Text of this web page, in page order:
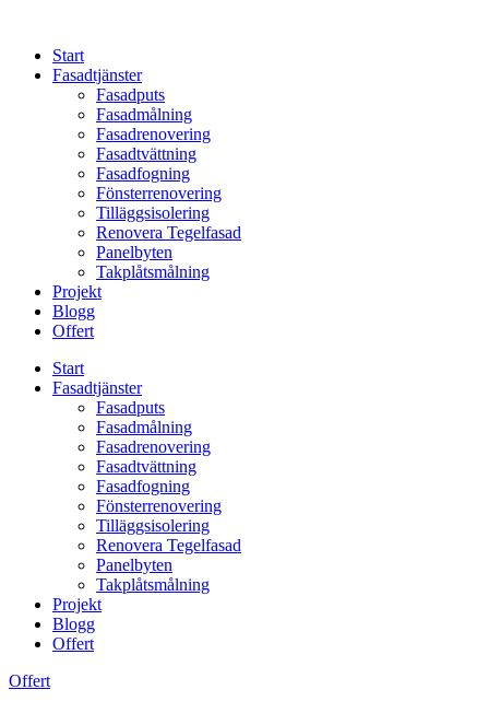
contentStart
Fasadtjänster
Fasadputs
Fasadmålning
Fasadrenovering
Fasadtvättning
Fasadfogning
Fönsterrenovering
Tilläggsisolering
Renovera Tegelfasad
Panelbyten
Takplåtsmålning
Projekt
Blogg
Offert
Start
Fasadtjänster
Fasadputs
Fasadmålning
Fasadrenovering
Fasadtvättning
Fasadfogning
Fönsterrenovering
Tilläggsisolering
Renovera Tegelfasad
Panelbyten
Takplåtsmålning
Projekt
Blogg
Offert
Offert